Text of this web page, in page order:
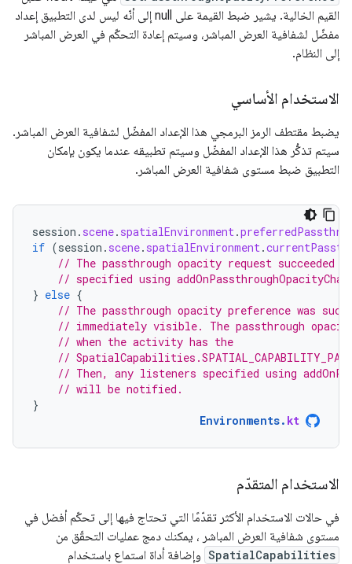
القيم الخالية. يشير ضبط القيمة على null إلى أنّه ليس لدى التطبيق إعداد
مفضّل لشفافية العرض المباشر، وسيتم إعادة التحكّم في العرض المباشر
إلى النظام.
الاستخدام الأساسي
يضبط مقتطف الرمز البرمجي هذا الإعداد المفضّل لشفافية العرض المباشر.
سيتم تذكُّر هذا الإعداد المفضّل وسيتم تطبيقه عندما يكون بإمكان
التطبيق ضبط مستوى شفافية العرض المباشر.
session . scene. spatialEnvironment.
if (session . scene. spatialEnvironment.
// The passthrough opacity request succeeded
// specified using
} else {
// The passthrough opacity preference was
// immediately visible. The passthrough
// when the activity has the
//
// Then, any listeners specified using
// will be notified.
}
Environments. kt
الاستخدام المتقدّم
في حالات الاستخدام الأكثر تقدّمًا التي تحتاج فيها إلى تحكّم أفضل في
مستوى شفافية العرض المباشر ، يمكنك دمج عمليات التحقّق من
SpatialCapabilities وإضافة أداة استماع باستخدام